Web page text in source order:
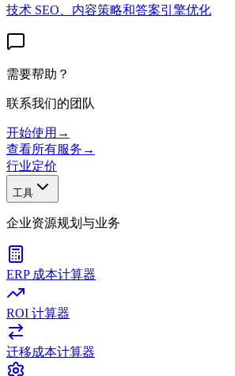
技术 SEO、内容策略和答案引擎优化
需要帮助？
联系我们的团队
开始使用 →
查看所有服务 →
行业定价
工具
企业资源规划与业务
ERP 成本计算器
ROI 计算器
迁移成本计算器